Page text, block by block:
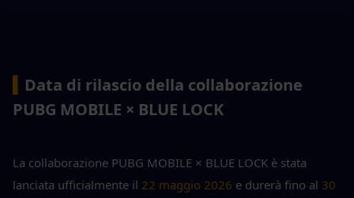
Data di rilascio della collaborazione
PUBG MOBILE × BLUE LOCK
La collaborazione PUBG MOBILE × BLUE LOCK è stata
lanciata ufficialmente il 22 maggio 2026 e durerà fino al 30